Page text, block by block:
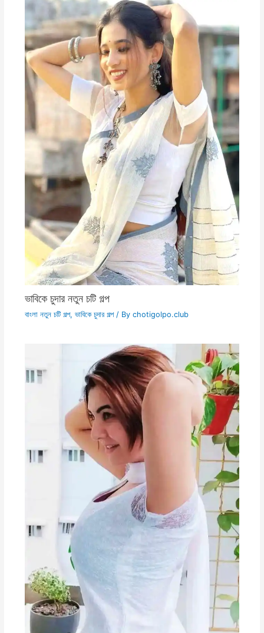
ভাবিকে চুদার নতুন চটি গল্প
বাংলা নতুন চটি গল্প, ভাবিকে চুদার গল্প/ By chotigolpo.club